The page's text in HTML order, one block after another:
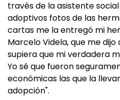
través de la asistente
adoptivos fotos de las
cartas me la entregó mi
Marcelo Videla, que me
supiera que mi verdadera
Yo sé que fueron
económicas las que la
adopción".